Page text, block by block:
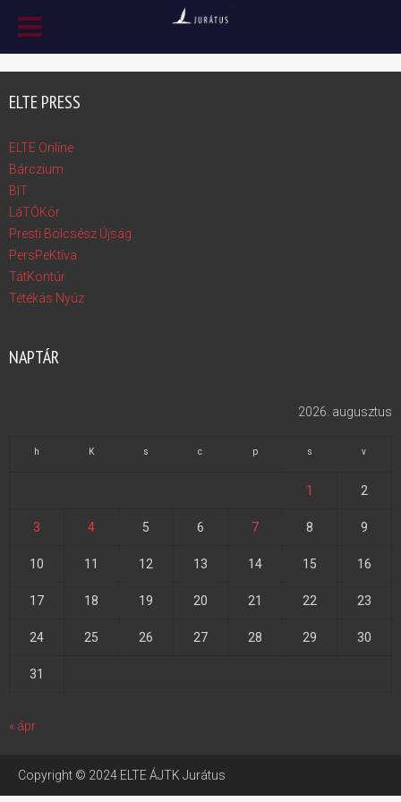
ELTE PRESS
ELTE Online
Bárczium
BIT
LáTÓKör
Presti Bölcsész Újság
PersPeKtíva
TátKontúr
Tétékás Nyúz
NAPTÁR
2026. augusztus
h K s c p s v
1 2
3 4 5 6 7 8 9
10 11 12 13 14 15 16
17 18 19 20 21 22 23
24 25 26 27 28 29 30
31
« ápr
Copyright © 2024 ELTE ÁJTK Jurátus